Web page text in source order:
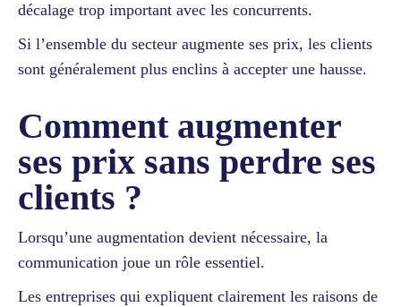
décalage trop important avec les concurrents.
Si l’ensemble du secteur augmente ses prix, les clients
sont généralement plus enclins à accepter une hausse.
Comment augmenter
ses prix sans perdre ses
clients ?
Lorsqu’une augmentation devient nécessaire, la
communication joue un rôle essentiel.
Les entreprises qui expliquent clairement les raisons de